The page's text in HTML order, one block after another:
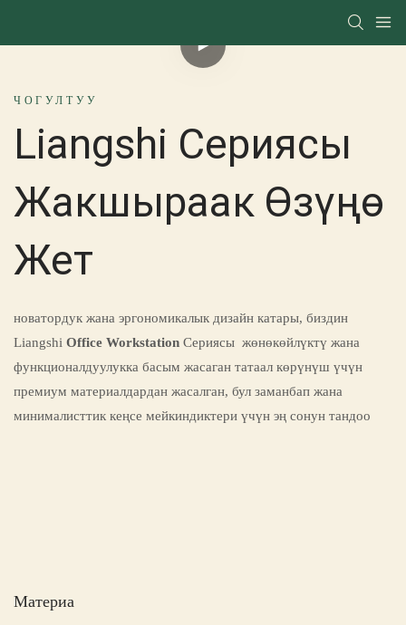
ЧОГУЛТУУ
Liangshi Сериясы
Жакшыраак Өзүңө
Жет
новатордук жана эргономикалык дизайн катары, биздин
Liangshi Office Workstation Сериясы жөнөкөйлүктү жана
функционалдуулукка басым жасаган татаал көрүнүш үчүн
премиум материалдардан жасалган, бул заманбап жана
минималисттик кеңсе мейкиндиктери үчүн эң сонун тандоо
Материа